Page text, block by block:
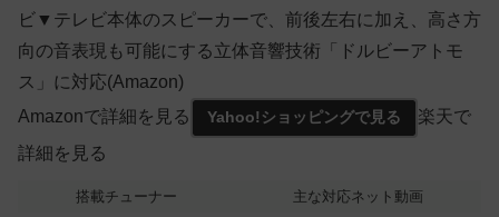
ビ▼テレビ本体のスピーカーで、前後左右に加え、高さ方
向の音表現も可能にする立体音響技術「ドルビーアトモ
ス」に対応(Amazon)
Amazonで詳細を見る
Yahoo!ショッピングで見る
楽天で
詳細を見る
搭載チューナー
主な対応ネット動画